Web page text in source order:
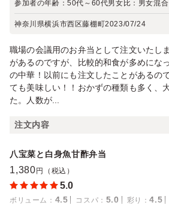
参加者の年齢：50代～60代男女比： 男女混合
神奈川県横浜市西区藤棚町2023/07/24
職場の会議用のお弁当として注文いたし
があるのですが、比較的和食が多めにな
の中華！以前にも注文したことがあるの
ても美味しい！！おかずの種類も多く、
た。人数が...
注文内容
八宝菜と白身魚甘酢弁当
1,380 円（税込）
5.0
ボリューム ： 4.5 コスパ ： 5.0 彩り ：4.5